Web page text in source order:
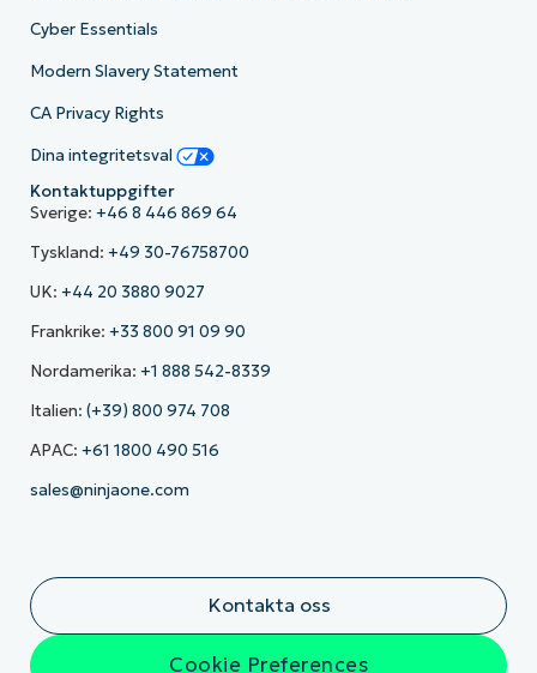
Cyber Essentials
Modern Slavery Statement
CA Privacy Rights
Dina integritetsval
Kontaktuppgifter
Sverige: +46 8 446 869 64
Tyskland: +49 30-76758700
UK: +44 20 3880 9027
Frankrike: +33 800 91 09 90
Nordamerika: +1 888 542-8339
Italien: (+39) 800 974 708
APAC: +61 1800 490 516
sales@ninjaone.com
Kontakta oss
Cookie Preferences